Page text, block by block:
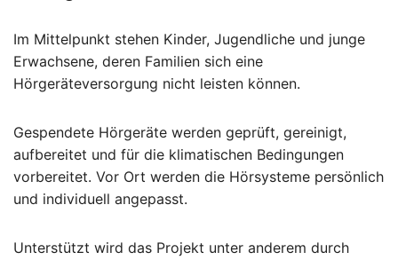
Im Mittelpunkt stehen Kinder, Jugendliche und junge
Erwachsene, deren Familien sich eine
Hörgeräteversorgung nicht leisten können.
Gespendete Hörgeräte werden geprüft, gereinigt,
aufbereitet und für die klimatischen Bedingungen
vorbereitet. Vor Ort werden die Hörsysteme persönlich
und individuell angepasst.
Unterstützt wird das Projekt unter anderem durch